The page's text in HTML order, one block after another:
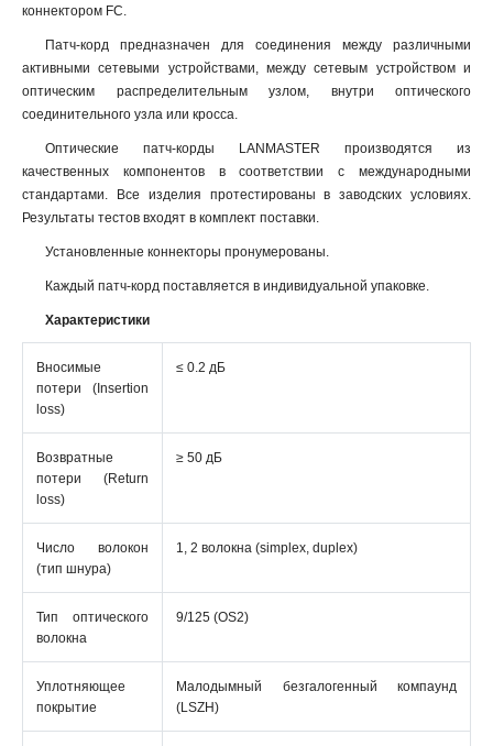
коннектором FC.
Патч-корд предназначен для соединения между различными
активными сетевыми устройствами, между сетевым устройством и
оптическим распределительным узлом, внутри оптического
соединительного узла или кросса.
Оптические патч-корды LANMASTER производятся из
качественных компонентов в соответствии с международными
стандартами. Все изделия протестированы в заводских условиях.
Результаты тестов входят в комплект поставки.
Установленные коннекторы пронумерованы.
Каждый патч-корд поставляется в индивидуальной упаковке.
Характеристики
Вносимые
потери (Insertion
loss)
≤ 0.2 дБ
Возвратные
потери (Return
loss)
≥ 50 дБ
Число волокон
(тип шнура)
1, 2 волокна (simplex, duplex)
Тип оптического
волокна
9/125 (ОS2)
Уплотняющее
покрытие
Малодымный безгалогенный компаунд
(LSZH)